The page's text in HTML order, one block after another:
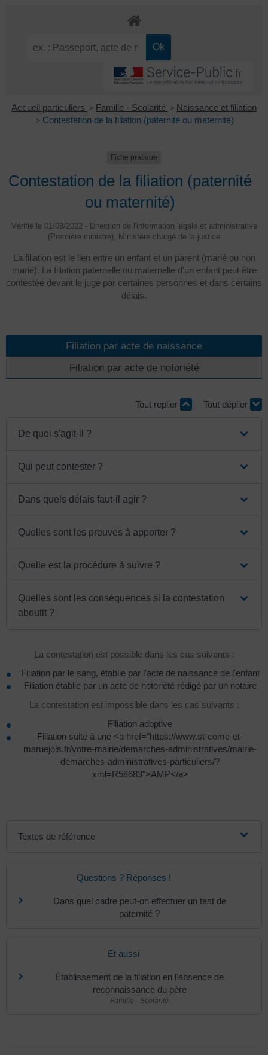
Accueil particuliers > Famille - Scolarité > Naissance et filiation
> Contestation de la filiation (paternité ou maternité)
Fiche pratique
Contestation de la filiation (paternité
ou maternité)
Vérifié le 01/03/2022 - Direction de l'information légale et administrative
(Première ministre), Ministère chargé de la justice
La filiation est le lien entre un enfant et un parent (marié ou non
marié). La filiation paternelle ou maternelle d'un enfant peut être
contestée devant le juge par certaines personnes et dans certains
délais.
Filiation par acte de naissance
Filiation par acte de notoriété
Tout replier Tout déplier
De quoi s'agit-il ?
Qui peut contester ?
Dans quels délais faut-il agir ?
Quelles sont les preuves à apporter ?
Quelle est la procédure à suivre ?
Quelles sont les conséquences si la contestation
aboutit ?
La contestation est possible dans les cas suivants :
Filiation par le sang, établie par l'acte de naissance de l'enfant
Filiation établie par un acte de notoriété rédigé par un notaire
La contestation est impossible dans les cas suivants :
Filiation adoptive
Filiation suite à une <a href="https://www.st-come-et-
maruejols.fr/votre-mairie/demarches-administratives/mairie-
demarches-administratives-particuliers/?
xml=R58683">AMP</a>
Textes de référence
Questions ? Réponses !
Dans quel cadre peut-on effectuer un test de
paternité ?
Et aussi
Établissement de la filiation en l'absence de
reconnaissance du père
Famille - Scolarité